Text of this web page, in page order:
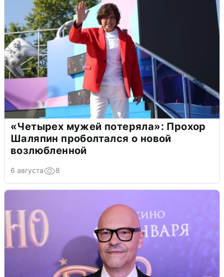
«Четырех мужей потеряла»: Прохор
Шаляпин проболтался о новой
возлюбленной
6 августа 8